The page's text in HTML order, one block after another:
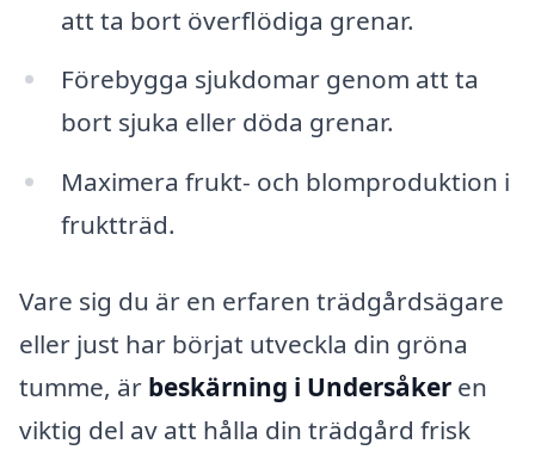
att ta bort överflödiga grenar.
Förebygga sjukdomar genom att ta
bort sjuka eller döda grenar.
Maximera frukt- och blomproduktion i
fruktträd.
Vare sig du är en erfaren trädgårdsägare
eller just har börjat utveckla din gröna
tumme, är beskärning i Undersåker en
viktig del av att hålla din trädgård frisk